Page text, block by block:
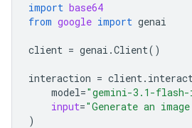
import base64
from google import genai
client = genai .Client()
interaction = client.
model="gemini-3.1-flash-
input="Generate an
)